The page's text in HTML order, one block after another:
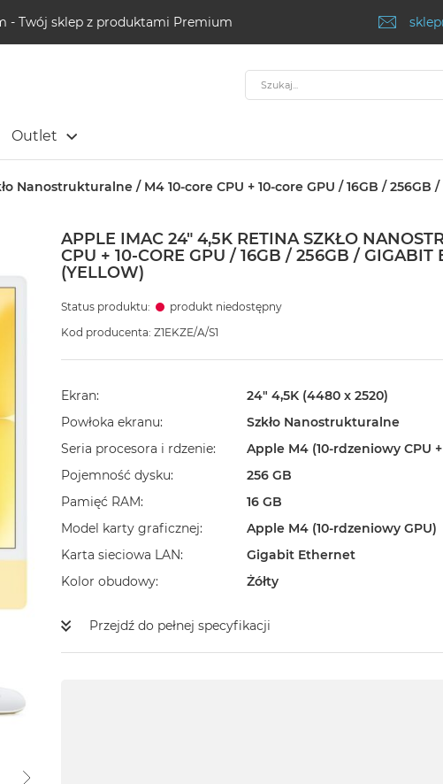
- Twój sklep z produktami Premium
Outlet
Szukaj
Nanostrukturalne / M4 10-core CPU + 10-core GPU / 16GB /
APPLE IMAC 24" 4,5K RETINA SZKŁO
CPU + 10-CORE GPU / 16GB / 256GB / GIGABIT
(YELLOW)
Status produktu:
produkt niedostępny
Kod producenta: Z1EKZE/A/S1
Ekran
24" 4,5K (4480 x 2520)
Powłoka ekranu
Szkło Nanostrukturalne
Seria procesora i rdzenie
Apple M4 (10-rdzeniowy CPU
Pojemność dysku
256 GB
Pamięć RAM
16 GB
Model karty graficznej
Apple M4 (10-rdzeniowy GPU)
Karta sieciowa LAN
Gigabit Ethernet
Kolor obudowy
Żółty
Przejdź do pełnej specyfikacji